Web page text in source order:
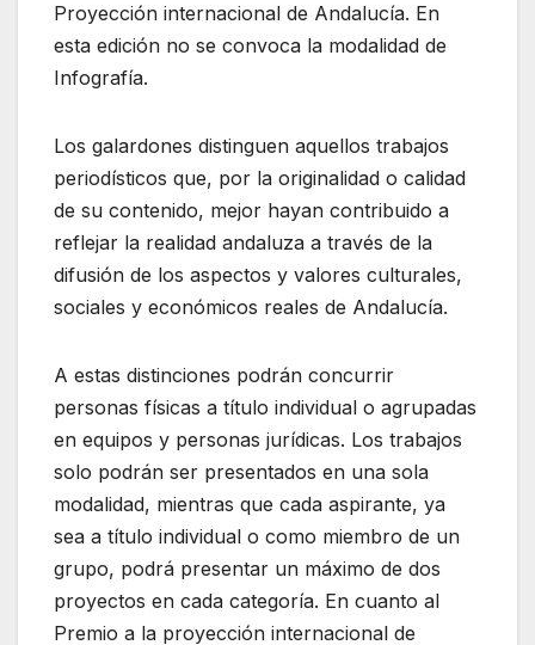
Proyección internacional de Andalucía. En
esta edición no se convoca la modalidad de
Infografía.
Los galardones distinguen aquellos trabajos
periodísticos que, por la originalidad o calidad
de su contenido, mejor hayan contribuido a
reflejar la realidad andaluza a través de la
difusión de los aspectos y valores culturales,
sociales y económicos reales de Andalucía.
A estas distinciones podrán concurrir
personas físicas a título individual o agrupadas
en equipos y personas jurídicas. Los trabajos
solo podrán ser presentados en una sola
modalidad, mientras que cada aspirante, ya
sea a título individual o como miembro de un
grupo, podrá presentar un máximo de dos
proyectos en cada categoría. En cuanto al
Premio a la proyección internacional de